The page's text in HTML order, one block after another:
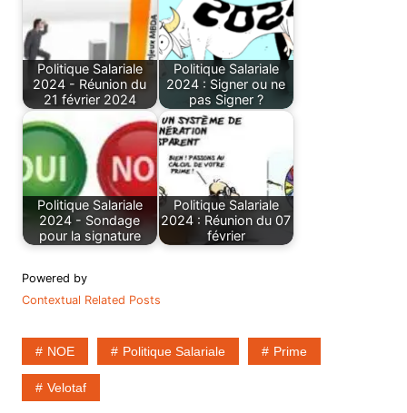
Politique Salariale
2024 - Réunion du
21 février 2024
Politique Salariale
2024 : Signer ou ne
pas Signer ?
Politique Salariale
2024 - Sondage
pour la signature
Politique Salariale
2024 : Réunion du 07
février
Powered by
Contextual Related Posts
NOE Politique Salariale Prime
Velotaf